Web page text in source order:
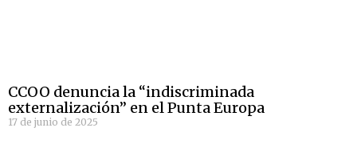
CCOO denuncia la “indiscriminada
externalización” en el Punta Europa
17 de junio de 2025